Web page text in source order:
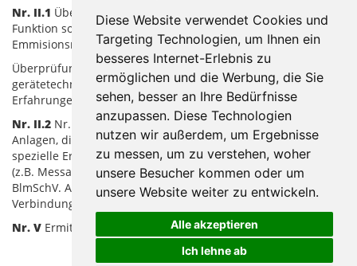
Diese Website verwendet Cookies und
Targeting Technologien, um Ihnen ein
besseres Internet-Erlebnis zu
ermöglichen und die Werbung, die Sie
sehen, besser an Ihre Bedürfnisse
anzupassen. Diese Technologien
nutzen wir außerdem, um Ergebnisse
zu messen, um zu verstehen, woher
unsere Besucher kommen oder um
unsere Website weiter zu entwickeln.
Alle akzeptieren
Ich lehne ab
Nr. II.1 Überprüfung des ordnungsgemäßen Einbaus und der
Funktion sowie Kalibrierung kontinuierlich arbeitender
Emmisionsmesseinrichtungen
Überprüfungen und Kalibrierungen an Anlagen, die eine
gerätetechnische Ausstattung und Kenntnisse und
Erfahrungen erfordern.
Nr. II.2 Nr. II.1 und Überprüfungen und Kalibrierungen an
Anlagen, die eine spezielle gerätetechnische Ausstattung und
spezielle Erfahrungen des fachkundigen Personals erffordern
(z.B. Messaufgaben nach Nr. 5.3.3. TA Luft für Anlagen der 4.
BlmSchV. Anhang Spalte 1: Tätigkeiten nach § 10 in
Verbindung mit § 11 Abs. 1 Nr. 3 der 17. BlmSchV)
Nr. V Ermittlung von Geräuschen